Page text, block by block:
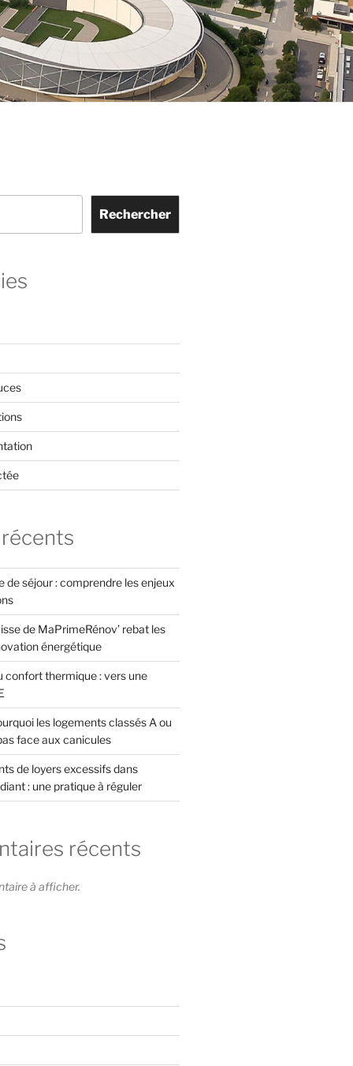
Rechercher
de séjour : comprendre les enjeux
de MaPrimeRénov’ rebat les
énergétique
confort thermique : vers une
les logements classés A ou
face aux canicules
de loyers excessifs dans
: une pratique à réguler
récents
à afficher.